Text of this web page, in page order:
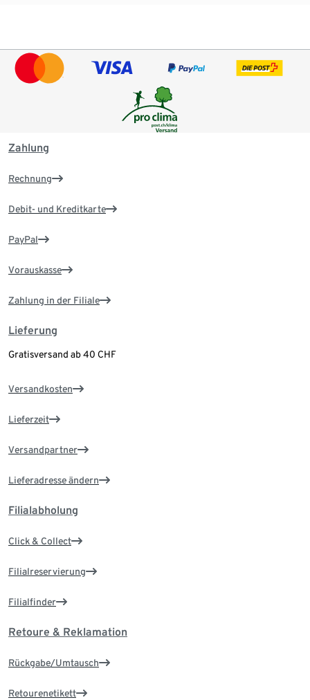
Zahlung
Rechnung
Debit- und Kreditkarte
PayPal
Vorauskasse
Zahlung in der Filiale
Lieferung
Gratisversand ab 40 CHF
Versandkosten
Lieferzeit
Versandpartner
Lieferadresse ändern
Filialabholung
Click & Collect
Filialreservierung
Filialfinder
Retoure & Reklamation
Rückgabe/Umtausch
Retourenetikett